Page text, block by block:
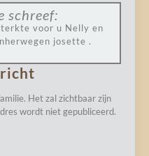
schreef:
voor u Nelly en
josette .
Het zal zichtbaar zijn
wordt niet gepubliceerd.